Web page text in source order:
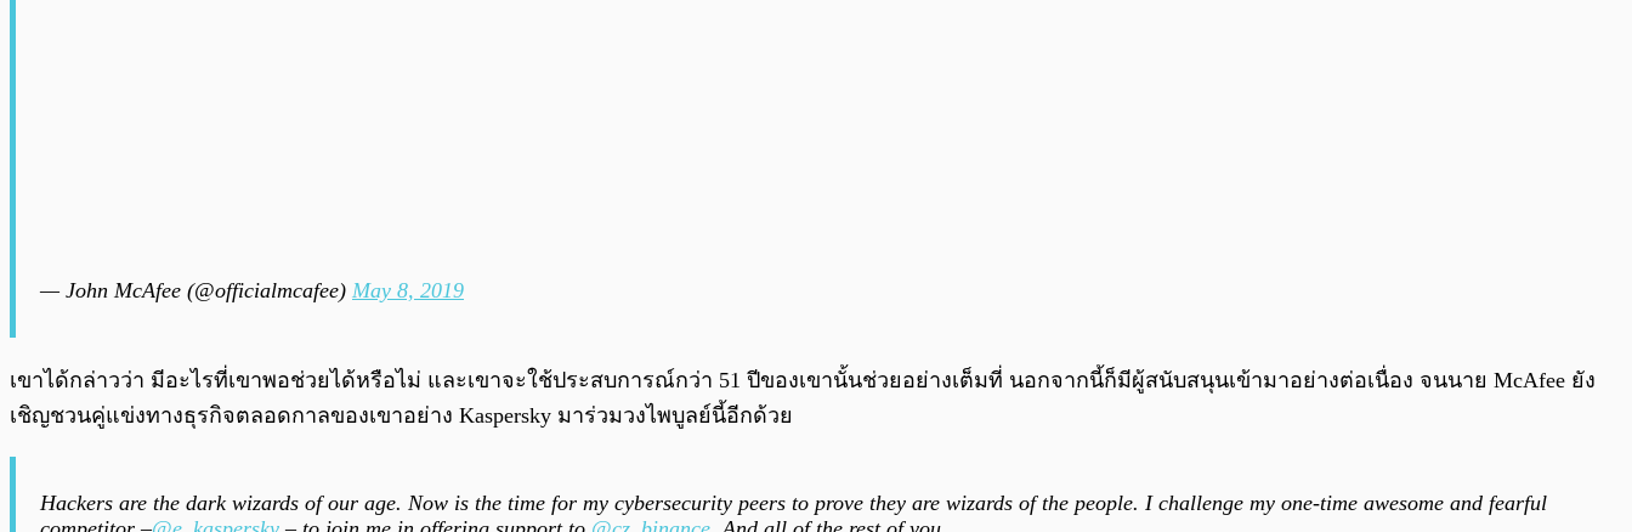
— John McAfee (@officialmcafee) May 8, 2019
เขาได้กล่าวว่า มีอะไรที่เขาพอช่วยได้หรือไม่ และเขาจะใช้ประสบการณ์กว่า 51 ปีของเขานั้นช่วยอย่างเต็มที่ นอกจากนี้ก็มีผู้สนับสนุนเข้ามาอย่างต่อเนื่อง จนนาย McAfee ยัง
เชิญชวนคู่แข่งทางธุรกิจตลอดกาลของเขาอย่าง Kaspersky มาร่วมวงไพบูลย์นี้อีกด้วย
Hackers are the dark wizards of our age. Now is the time for my cybersecurity peers to prove they are wizards of the people. I challenge my one-time awesome and fearful